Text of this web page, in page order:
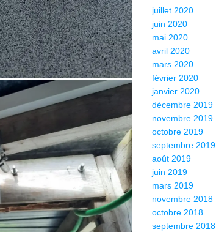
juillet 2020
juin 2020
mai 2020
avril 2020
mars 2020
février 2020
janvier 2020
décembre 2019
novembre 2019
octobre 2019
septembre 2019
août 2019
juin 2019
mars 2019
novembre 2018
octobre 2018
septembre 2018